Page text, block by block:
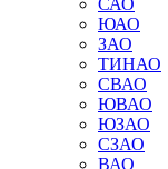
САО
ЮАО
ЗАО
ТИНАО
СВАО
ЮВАО
ЮЗАО
СЗАО
ВАО